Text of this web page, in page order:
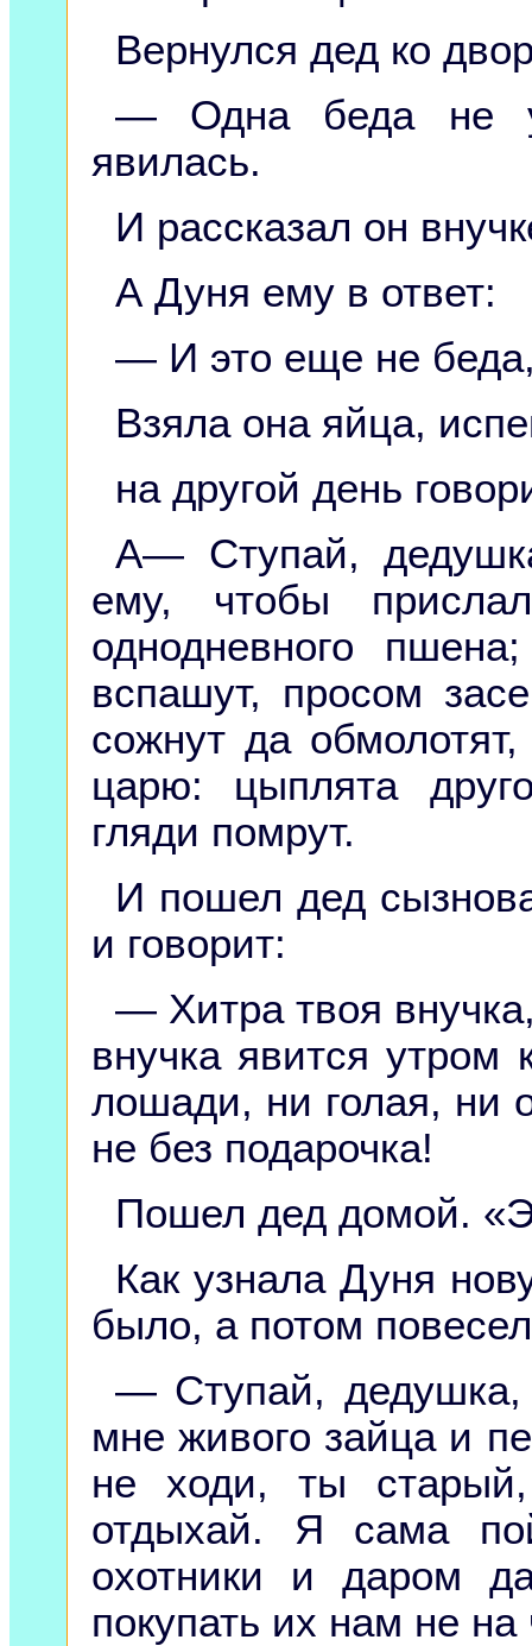
Вернулся дед ко
— Одна беда не
явилась.
И рассказал он
А Дуня ему в ответ:
— И это еще не
Взяла она яйца,
на другой день
А— Ступай,
ему, чтобы
однодневного
вспашут, просом
сожнут да
царю: цыплята
гляди помрут.
И пошел дед
и говорит:
— Хитра твоя
внучка явится
лошади, ни голая, ни
не без подарочка!
Пошел дед домой.
Как узнала Дуня
было, а потом
— Ступай, дедушка,
мне живого зайца и
не ходи, ты
отдыхай. Я сама
охотники и даром
покупать их нам не на